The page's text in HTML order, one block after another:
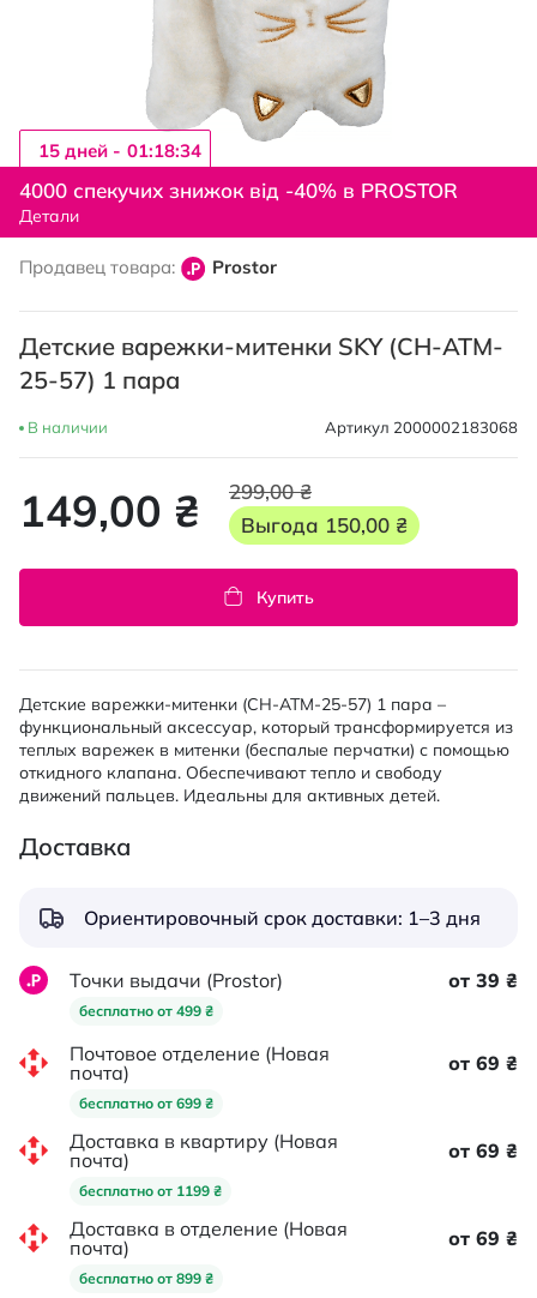
Перейти
к
началу
галереи
4000 спекучих знижок від -40% в PROSTOR
Детали
15 дней - 01:18:33
Продавец товара: Prostor
Детские варежки-митенки SKY (CH-ATM-
25-57) 1 пара
В наличии Артикул 2000002183068
149,00 ₴
299,00 ₴
Выгода 150,00 ₴
Купить
Детские варежки-митенки (CH-ATM-25-57) 1 пара –
функциональный аксессуар, который трансформируется из
теплых варежек в митенки (беспалые перчатки) с помощью
откидного клапана. Обеспечивают тепло и свободу
движений пальцев. Идеальны для активных детей.
Доставка
Ориентировочный срок доставки: 1–3 дня
Точки выдачи (Prostor)
бесплатно от 499 ₴
от 39 ₴
Почтовое отделение (Новая
почта)
бесплатно от 699 ₴
от 69 ₴
Доставка в квартиру (Новая
почта)
бесплатно от 1199 ₴
от 69 ₴
Доставка в отделение (Новая
почта)
бесплатно от 899 ₴
от 69 ₴